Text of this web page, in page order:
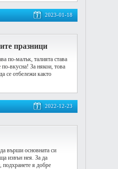
2023-01-18
празници
по-малък, талията става
вкусна! За някои, това
се отбележи както
2022-12-23
върши основната си
извън нея. За да
подхранете я добре